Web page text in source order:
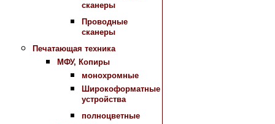
сканеры
Проводные
сканеры
Печатающая техника
МФУ, Копиры
монохромные
Широкоформатные
устройства
полноцветные